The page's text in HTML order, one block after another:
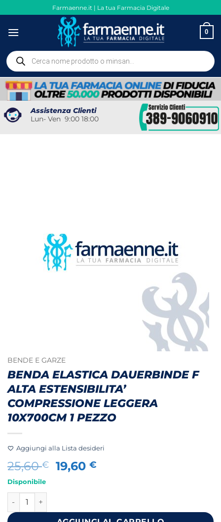
ai
contenuti
Farmaenne.it | La tua Farmacia Digitale
0
Ricerca
prodotti
Assistenza Clienti
Lun- Ven 9:00 18:00
BENDE E GARZE
BENDA ELASTICA DAUERBINDE F
ALTA ESTENSIBILITA’
COMPRESSIONE LEGGERA
10X700CM 1 PEZZO
Aggiungi alla Lista desideri
25,60€
Il
25,60 €.
19,60€
19,60 €.
Disponibile
BENDA ELASTICA DAUERBINDE F ALTA ESTENSIBILITA'